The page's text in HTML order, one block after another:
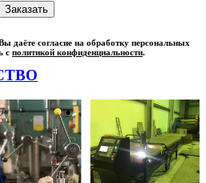
даёте согласие на обработку персональных
с политикой конфиденциальности.